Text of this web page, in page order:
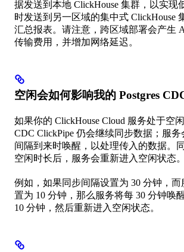
据发送到本地 ClickHouse 集群，以实现
时发送到另一区域的集中式 ClickHouse
汇总报表。请注意，跨区域部署会产生
传输费用，并增加网络延迟。
空闲会如何影响我的 Postgres
如果你的 ClickHouse Cloud 服务处于空
CDC ClickPipe 仍会继续同步数据；服
间隔到来时唤醒，以处理传入的数据。
空闲时长后，服务会重新进入空闲状态。
例如，如果同步间隔设置为 30 分钟，
置为 10 分钟，那么服务将每 30 分钟唤
10 分钟，然后重新进入空闲状态。